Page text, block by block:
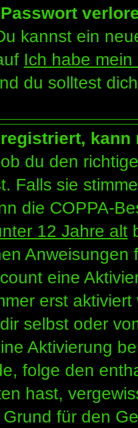
kannst ein
Ich habe
du solltest
du den
Falls sie
die COPPA-
12 Jahre alt
eine
erst
selbst oder
Aktivierung
folge den
hast,
für den